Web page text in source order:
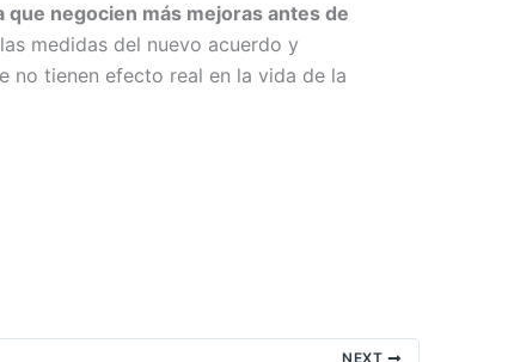
negocien más mejoras antes de
medidas del nuevo acuerdo y
no tienen efecto real en la vida de la
NEXT